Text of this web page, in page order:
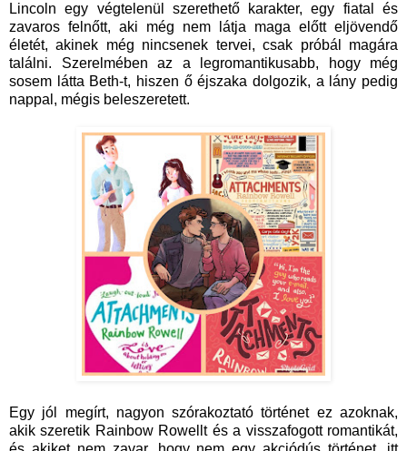
Lincoln egy végtelenül szerethető karakter, egy fiatal és
zavaros felnőtt, aki még nem látja maga előtt eljövendő
életét, akinek még nincsenek tervei, csak próbál magára
találni. Szerelmében az a legromantikusabb, hogy még
sosem látta Beth-t, hiszen ő éjszaka dolgozik, a lány pedig
nappal, mégis beleszeretett.
Egy jól megírt, nagyon szórakoztató történet ez azoknak,
akik szeretik Rainbow Rowellt és a visszafogott romantikát,